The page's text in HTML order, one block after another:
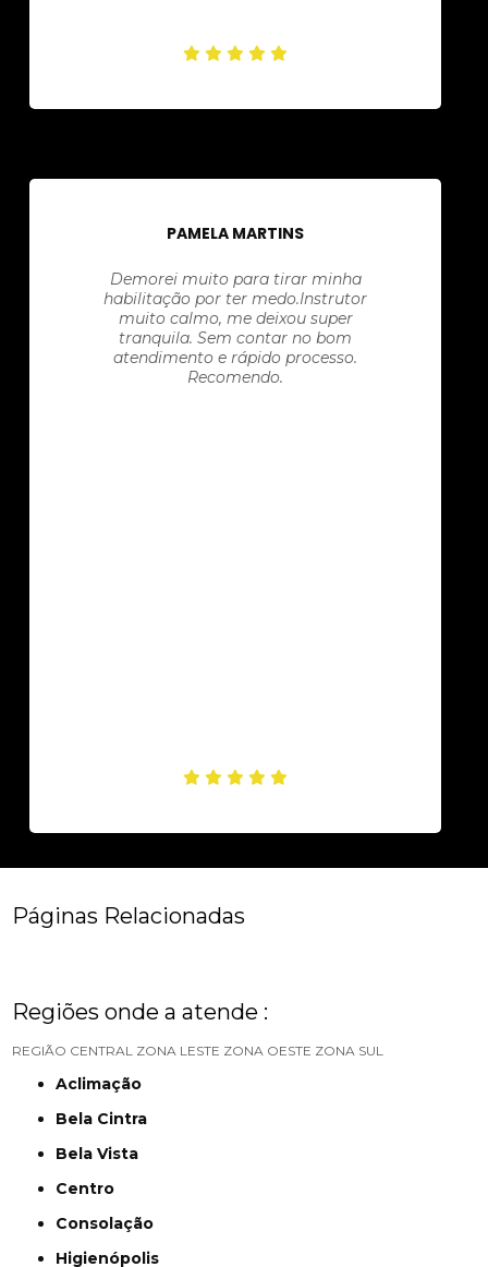
PAMELA MARTINS
Demorei muito para tirar minha
habilitação por ter medo.Instrutor
muito calmo, me deixou super
tranquila. Sem contar no bom
atendimento e rápido processo.
Recomendo.
Páginas Relacionadas
Regiões onde a atende :
REGIÃO CENTRAL ZONA LESTE ZONA OESTE ZONA SUL
Aclimação
Bela Cintra
Bela Vista
Centro
Consolação
Higienópolis